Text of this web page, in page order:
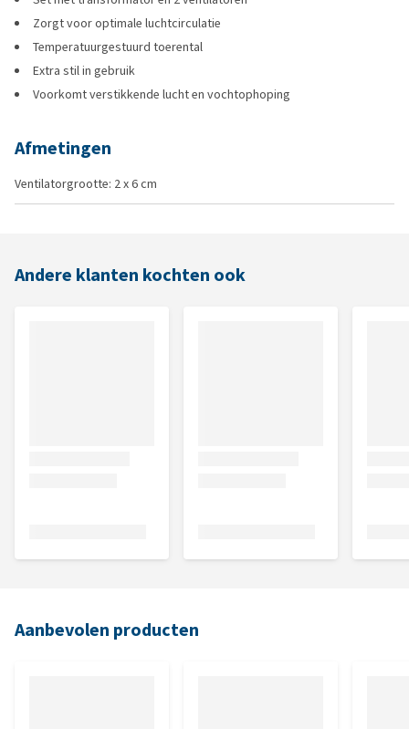
Zorgt voor optimale luchtcirculatie
Temperatuurgestuurd toerental
Extra stil in gebruik
Voorkomt verstikkende lucht en vochtophoping
Afmetingen
Ventilatorgrootte: 2 x 6 cm
Andere klanten kochten ook
Aanbevolen producten